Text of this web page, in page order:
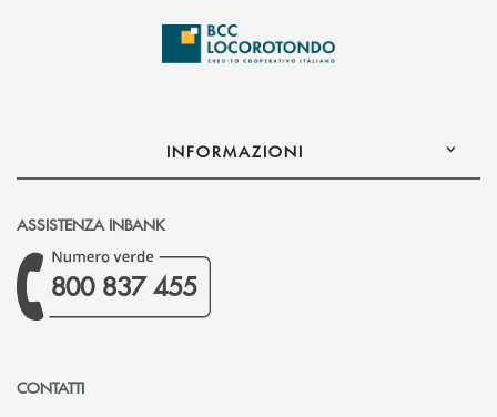
INFORMAZIONI
ASSISTENZA INBANK
800 837 455
CONTATTI